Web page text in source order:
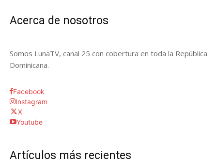
Acerca de nosotros
Somos LunaTV, canal 25 con cobertura en toda la República
Dominicana.
Facebook
Instagram
X
Youtube
Artículos más recientes